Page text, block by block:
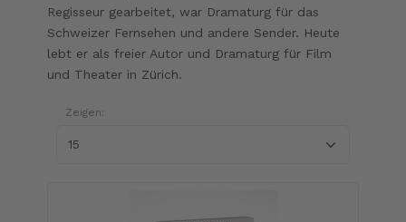
Regisseur gearbeitet, war Dramaturg für das
Schweizer Fernsehen und andere Sender. Heute
lebt er als freier Autor und Dramaturg für Film
und Theater in Zürich.
Zeigen: